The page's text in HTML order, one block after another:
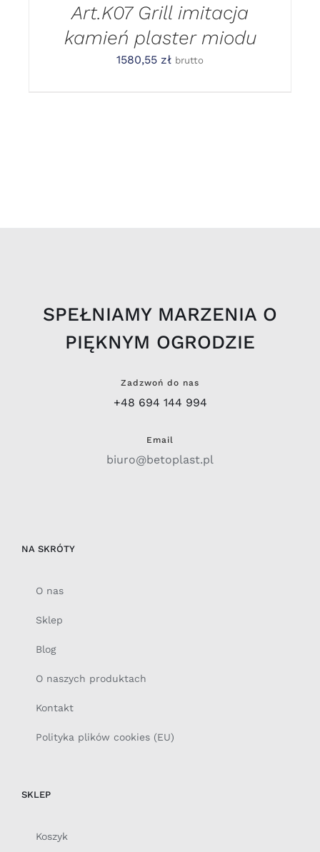
Art.K07 Grill imitacja
kamień plaster miodu
1580,55 zł brutto
SPEŁNIAMY MARZENIA O
PIĘKNYM OGRODZIE
Zadzwoń do nas
+48 694 144 994
Email
biuro@betoplast.pl
NA SKRÓTY
O nas
Sklep
Blog
O naszych produktach
Kontakt
Polityka plików cookies (EU)
SKLEP
Koszyk